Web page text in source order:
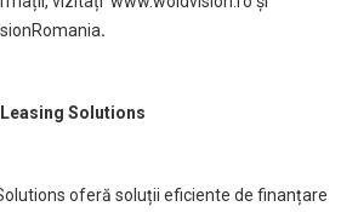
.
Solutions
oferă soluții eficiente de finanțare